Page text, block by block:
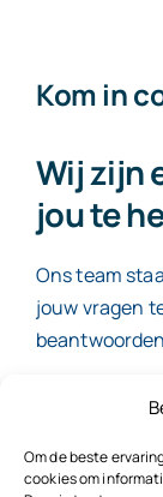
Om de beste
cookies om
Kom in
Wij zijn
jou te
Ons team
jouw vragen